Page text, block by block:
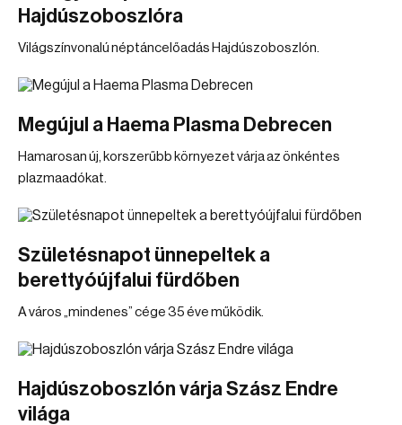
Hajdúszoboszlóra
Világszínvonalú néptáncelőadás Hajdúszoboszlón.
Megújul a Haema Plasma Debrecen
Hamarosan új, korszerűbb környezet várja az önkéntes
plazmaadókat.
Születésnapot ünnepeltek a
berettyóújfalui fürdőben
A város „mindenes” cége 35 éve működik.
Hajdúszoboszlón várja Szász Endre
világa